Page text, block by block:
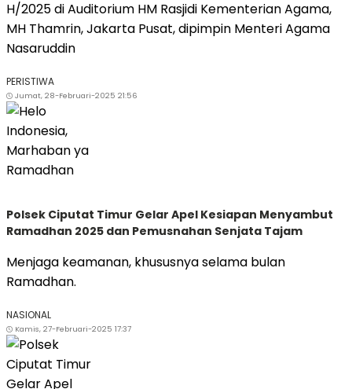
H/2025 di Auditorium HM Rasjidi Kementerian Agama,
MH Thamrin, Jakarta Pusat, dipimpin Menteri Agama
Nasaruddin
PERISTIWA
Jumat, 28-Februari-2025 21:56
Polsek Ciputat Timur Gelar Apel Kesiapan Menyambut
Ramadhan 2025 dan Pemusnahan Senjata Tajam
Menjaga keamanan, khususnya selama bulan
Ramadhan.
NASIONAL
Kamis, 27-Februari-2025 17:37